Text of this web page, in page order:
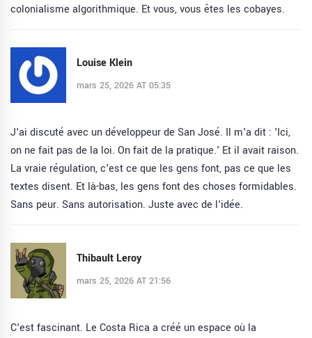
colonialisme algorithmique. Et vous, vous êtes les cobayes.
Louise Klein
mars 25, 2026 AT 05:35
J'ai discuté avec un développeur de San José. Il m'a dit : 'Ici,
on ne fait pas de la loi. On fait de la pratique.' Et il avait raison.
La vraie régulation, c'est ce que les gens font, pas ce que les
textes disent. Et là-bas, les gens font des choses formidables.
Sans peur. Sans autorisation. Juste avec de l'idée.
Thibault Leroy
mars 25, 2026 AT 21:56
C'est fascinant. Le Costa Rica a créé un espace où la